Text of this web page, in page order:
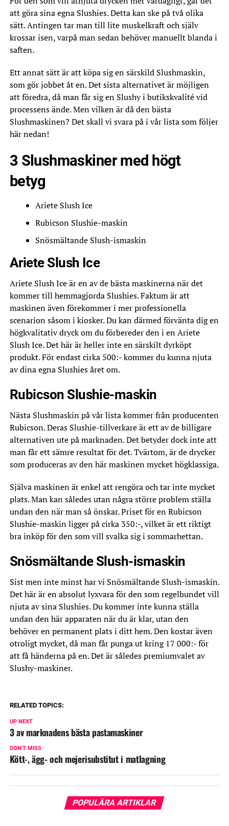
att göra sina egna Slushies. Detta kan ske på två olika
sätt. Antingen tar man till lite muskelkraft och själv
krossar isen, varpå man sedan behöver manuellt blanda i
saften.
Ett annat sätt är att köpa sig en särskild Slushmaskin,
som gör jobbet åt en. Det sista alternativet är möjligen
att föredra, då man får sig en Slushy i butikskvalité vid
processens ände. Men vilken är då den bästa
Slushmaskinen? Det skall vi svara på i vår lista som följer
här nedan!
3 Slushmaskiner med högt
betyg
Ariete Slush Ice
Rubicson Slushie-maskin
Snösmältande Slush-ismaskin
Ariete Slush Ice
Ariete Slush Ice är en av de bästa maskinerna när det
kommer till hemmagjorda Slushies. Faktum är att
maskinen även förekommer i mer professionella
scenarion såsom i kiosker. Du kan därmed förvänta dig en
högkvalitativ dryck om du förbereder den i en Ariete
Slush Ice. Det här är heller inte en särskilt dyrköpt
produkt. För endast cirka 500:- kommer du kunna njuta
av dina egna Slushies året om.
Rubicson Slushie-maskin
Nästa Slushmaskin på vår lista kommer från producenten
Rubicson. Deras Slushie-tillverkare är ett av de billigare
alternativen ute på marknaden. Det betyder dock inte att
man får ett sämre resultat för det. Tvärtom, är de drycker
som produceras av den här maskinen mycket högklassiga.
Själva maskinen är enkel att rengöra och tar inte mycket
plats. Man kan således utan några större problem ställa
undan den när man så önskar. Priset för en Rubicson
Slushie-maskin ligger på cirka 350:-, vilket är ett riktigt
bra inköp för den som vill svalka sig i sommarhettan.
Snösmältande Slush-ismaskin
Sist men inte minst har vi Snösmältande Slush-ismaskin.
Det här är en absolut lyxvara för den som regelbundet vill
njuta av sina Slushies. Du kommer inte kunna ställa
undan den här apparaten när du är klar, utan den
behöver en permanent plats i ditt hem. Den kostar även
otroligt mycket, då man får punga ut kring 17 000:- för
att få händerna på en. Det är således premiumvalet av
Slushy-maskiner.
RELATED TOPICS:
UP NEXT
3 av marknadens bästa pastamaskiner
DON'T MISS
Kött-, ägg- och mejerisubstitut i matlagning
POPULÄRA ARTIKLAR